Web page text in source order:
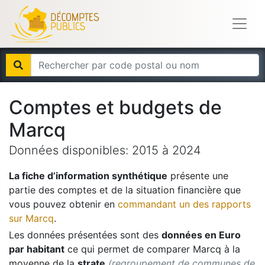
Comptes et budgets de
Marcq
Données disponibles: 2015 à 2024
La fiche d’information synthétique présente une
partie des comptes et de la situation financière que
vous pouvez obtenir en commandant un des rapports
sur Marcq.
Les données présentées sont des données en Euro
par habitant ce qui permet de comparer Marcq à la